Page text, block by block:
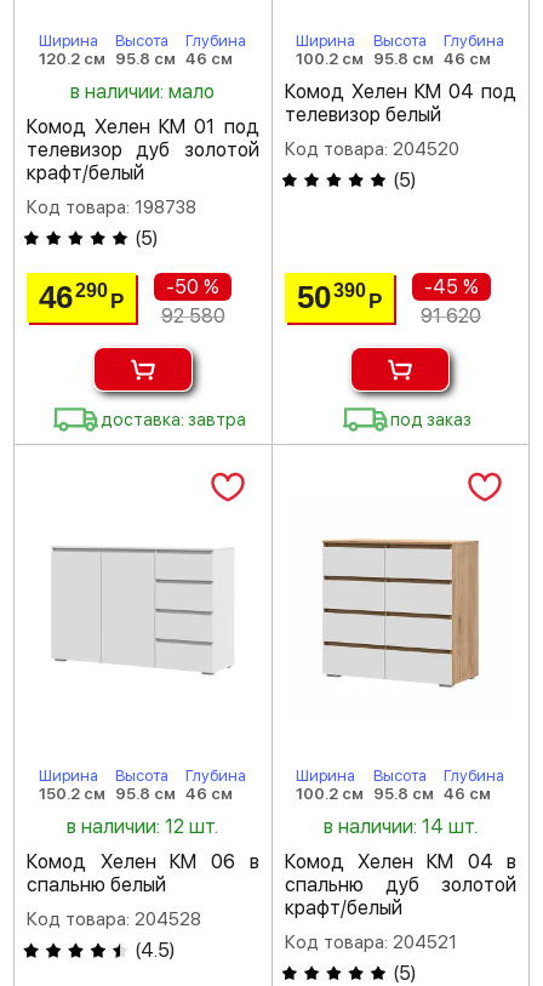
Ширина
120.2 см
Высота
95.8 см
Глубина
46 см
в наличии: мало
Комод Хелен КМ 01 под
телевизор дуб золотой
крафт/белый
Код товара: 198738
(5)
46290Р
-50 %
92 580
доставка: завтра
Ширина
100.2 см
Высота
95.8 см
Глубина
46 см
Комод Хелен КМ 04 под
телевизор белый
Код товара: 204520
(5)
50390 Р
-45 %
91 620
под заказ
Ширина
150.2 см
Высота
95.8 см
Глубина
46 см
в наличии: 12 шт.
Комод Хелен КМ 06 в
спальню белый
Код товара: 204528
(4.5)
Ширина
100.2 см
Высота
95.8 см
Глубина
46 см
в наличии: 14 шт.
Комод Хелен КМ 04 в
спальню дуб золотой
крафт/белый
Код товара: 204521
(5)